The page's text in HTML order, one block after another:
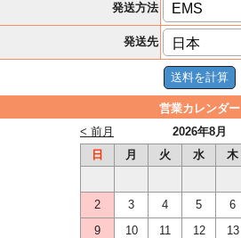
発送方法
発送先
営業カレンダー
2026年8月
< 前月
日
月 火 水 木
2
3 4 5 6
9
10 11 12 13